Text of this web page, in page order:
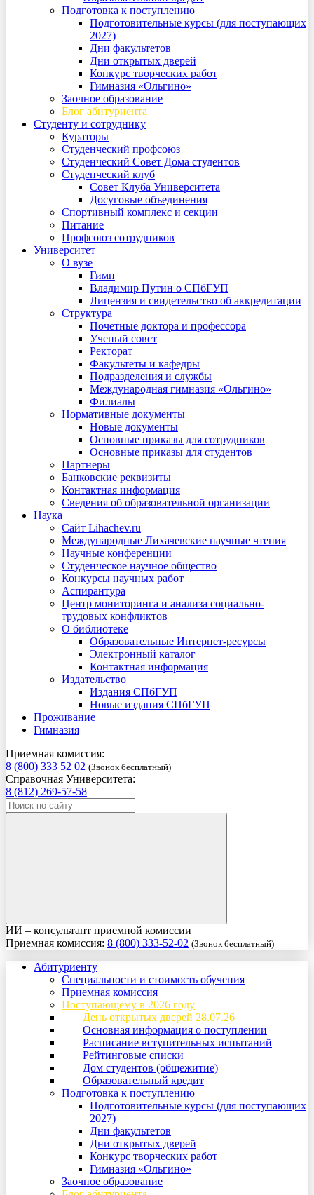
Подготовка к поступлению
Подготовительные курсы (для поступающих
2027)
Дни факультетов
Дни открытых дверей
Конкурс творческих работ
Гимназия «Ольгино»
Заочное образование
Блог абитуриента
Студенту и сотруднику
Кураторы
Студенческий профсоюз
Студенческий Совет Дома студентов
Студенческий клуб
Совет Клуба Университета
Досуговые объединения
Спортивный комплекс и секции
Питание
Профсоюз сотрудников
Университет
О вузе
Гимн
Владимир Путин о СПбГУП
Лицензия и свидетельство об аккредитации
Структура
Почетные доктора и профессора
Ученый совет
Ректорат
Факультеты и кафедры
Подразделения и службы
Международная гимназия «Ольгино»
Филиалы
Нормативные документы
Новые документы
Основные приказы для сотрудников
Основные приказы для студентов
Партнеры
Банковские реквизиты
Контактная информация
Сведения об образовательной организации
Наука
Сайт Lihachev.ru
Международные Лихачевские научные чтения
Научные конференции
Студенческое научное общество
Конкурсы научных работ
Аспирантура
Центр мониторинга и анализа социально-
трудовых конфликтов
О библиотеке
Образовательные Интернет-ресурсы
Электронный каталог
Контактная информация
Издательство
Издания СПбГУП
Новые издания СПбГУП
Проживание
Гимназия
Приемная комиссия:
8 (800) 333 52 02 (Звонок бесплатный)
Справочная Университета:
8 (812) 269-57-58
ИИ – консультант приемной комиссии
Приемная комиссия: 8 (800) 333-52-02 (Звонок бесплатный)
Абитуриенту
Специальности и стоимость обучения
Приемная комиссия
Поступающему в 2026 году
День открытых дверей 28.07.26
Основная информация о поступлении
Расписание вступительных испытаний
Рейтинговые списки
Дом студентов (общежитие)
Образовательный кредит
Подготовка к поступлению
Подготовительные курсы (для поступающих
2027)
Дни факультетов
Дни открытых дверей
Конкурс творческих работ
Гимназия «Ольгино»
Заочное образование